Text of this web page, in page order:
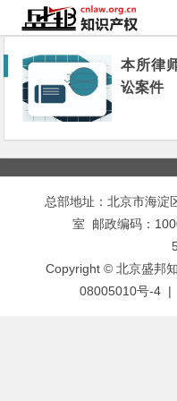
本所律
讼案件
总部地址：北京市海淀
室 邮政编码：
Copyright © 北京盛邦
08005010号-4 |